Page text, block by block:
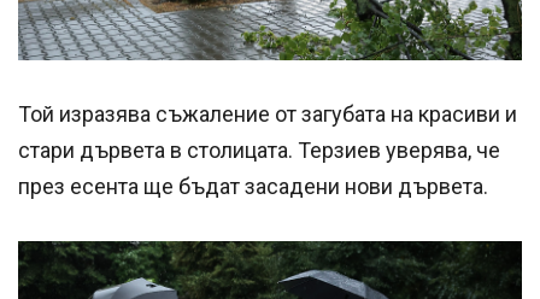
Той изразява съжаление от загубата на красиви и
стари дървета в столицата. Терзиев уверява, че
през есента ще бъдат засадени нови дървета.